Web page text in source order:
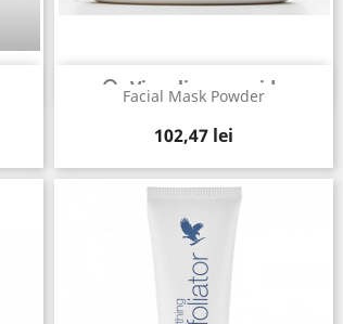
Facial Mask Powder
Pret
102,47 lei
Vizualizare rapida